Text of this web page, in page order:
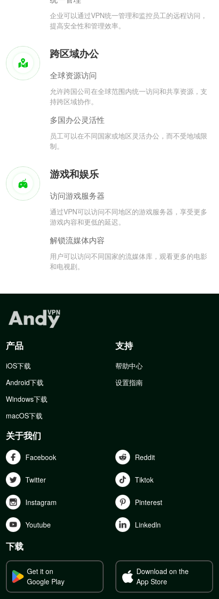
企业可以通过VPN统一管理和监控员工的远程访问，
提高安全性和管理效率。
跨区域办公
全球资源访问
允许跨国公司在全球范围内统一访问和共享资源，支
持跨区域协作。
多国办公灵活性
员工可以在不同国家或地区灵活办公，而不受地域限
制。
游戏和娱乐
访问游戏服务器
通过VPN可以访问不同地区的游戏服务器，享受更多
游戏内容和更低的延迟。
解锁流媒体内容
用户可以访问不同国家的流媒体库，观看更多的电影
和电视剧。
产品
iOS下载
Android下载
Windows下载
macOS下载
支持
帮助中心
设置指南
关于我们
Facebook Reddit
Twitter Tiktok
Instagram Pinterest
Youtube Linkedln
下载
Get it on
Google Play
Download on the
App Store